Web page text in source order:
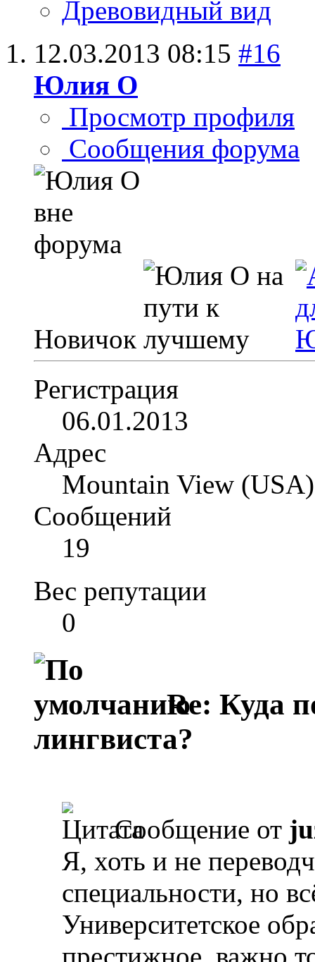
Древовидный вид
12.03.2013 08:15 #16
Юлия О
Просмотр профиля
Сообщения форума
Новичок
Регистрация
06.01.2013
Адрес
Mountain View (USA)
Сообщений
19
Вес репутации
0
Re: Куда
лингвиста?
Сообщение от
Я, хоть и не
специальности, но
Университетское